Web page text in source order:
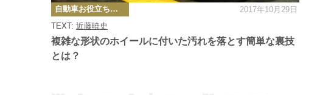
複雑な形状のホイールに付いた汚れを落とす簡単な裏技
とは？
TEXT: 近藤暁史
カ
テ
ゴ
リ
ー
自動車お役立ち情報 2017年10月29日